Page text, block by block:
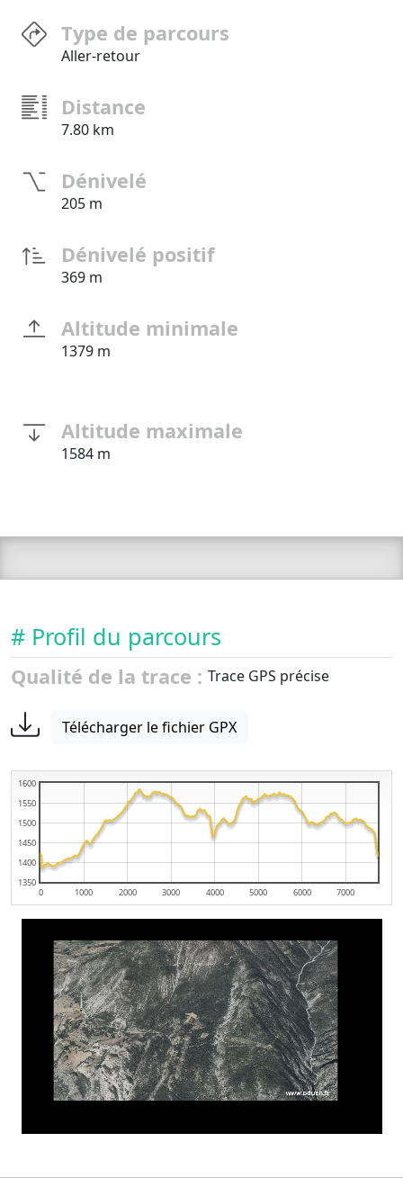
Type de parcours
Aller-retour
Distance
7.80 km
Dénivelé
205 m
Dénivelé positif
369 m
Altitude minimale
1379 m
Altitude maximale
1584 m
# Profil du parcours
Qualité de la trace : Trace GPS précise
Télécharger le fichier GPX
0 1000 2000 3000 4000 5000 6000 7000
1350
1400
1450
1500
1550
1600